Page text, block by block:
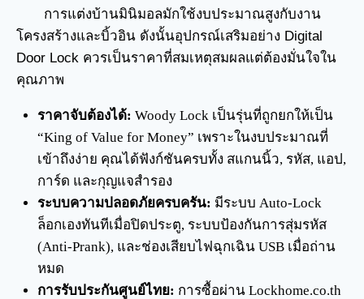
การแต่งบ้านมินิมอลมักใช้งบประมาณสูงกับงาน
โครงสร้างและบิ้วอิน ดังนั้นอุปกรณ์เสริมอย่าง Digital
Door Lock ควรเป็นราคาที่สมเหตุสมผลแต่ต้องมั่นใจใน
คุณภาพ
ราคาจับต้องได้: Woody Lock เป็นรุ่นที่ถูกยกให้เป็น
“King of Value for Money” เพราะในงบประมาณที่
เข้าถึงง่าย คุณได้ฟังก์ชันครบทั้ง สแกนนิ้ว, รหัส, แอป,
การ์ด และกุญแจสำรอง
ระบบความปลอดภัยครบครัน: มีระบบ Auto-Lock
ล็อกเองทันทีเมื่อปิดประตู, ระบบป้องกันการสุ่มรหัส
(Anti-Prank), และช่องเสียบไฟฉุกเฉิน USB เมื่อถ่าน
หมด
การรับประกันศูนย์ไทย: การซื้อผ่าน Lockhome.co.th